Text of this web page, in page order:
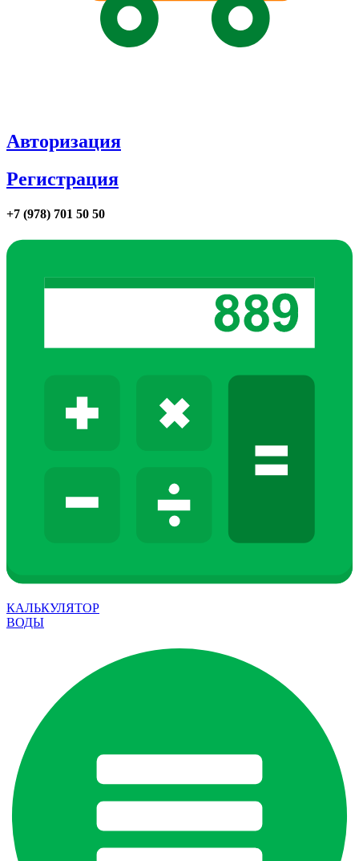
Авторизация
Регистрация
+7 (978) 701 50 50
КАЛЬКУЛЯТОР
ВОДЫ